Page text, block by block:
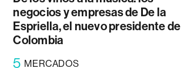
negocios y empresas de De la
Espriella, el nuevo presidente de
Colombia
5 MERCADOS